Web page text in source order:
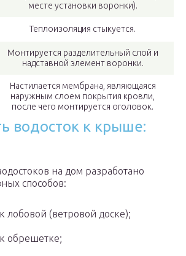
месте установки воронки).
Теплоизоляция стыкуется.
Монтируется разделительный слой и
надставной элемент воронки.
Настилается мембрана, являющаяся
наружным слоем покрытия кровли,
после чего монтируется оголовок.
водосток к крыше:
на дом разработано
способов:
лобовой (ветровой доске);
обрешетке;